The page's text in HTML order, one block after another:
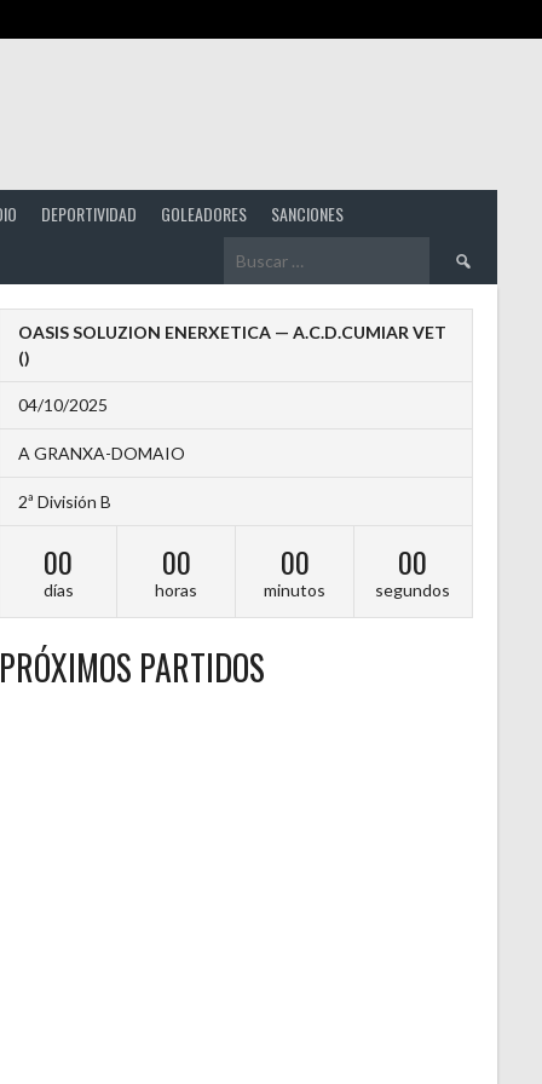
DEPORTIVIDAD GOLEADORES SANCIONES
Buscar:
OASIS SOLUZION ENERXETICA — A.C.D.CUMIAR VET
()
04/10/2025
A GRANXA-DOMAIO
2ª División B
00
días
00
horas
00
minutos
00
segundos
PRÓXIMOS PARTIDOS